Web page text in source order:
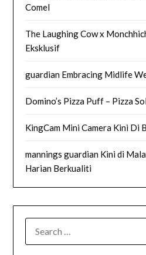
Comel
The Laughing Cow x
Eksklusif
guardian Embracing Midlife
Domino’s Pizza Puff – Pizza
KingCam Mini Camera Kini Di
mannings guardian Kini di
Harian Berkualiti
FOR: